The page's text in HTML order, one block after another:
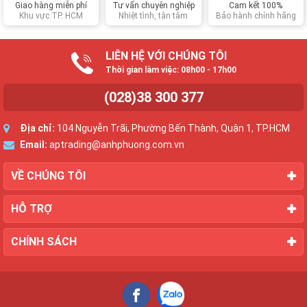
Giao hàng miễn phí
Khu vực TP. HCM
Tư vấn chuyên nghiệp
Nhiệt tình, tận tâm
Cam kết 100%
Bảo hành chính hãng
LIÊN HỆ VỚI CHÚNG TÔI
Thời gian làm việc: 08h00 - 17h00
(028)38 300 377
Địa chỉ: 104 Nguyễn Trãi, Phường Bến Thành, Quận 1, TP.HCM
Email: aptrading@anhphuong.com.vn
VỀ CHÚNG TÔI
HỖ TRỢ
CHÍNH SÁCH